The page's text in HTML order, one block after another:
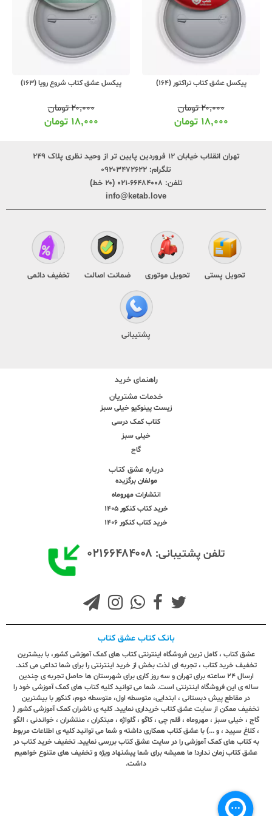
پیکسل عشق کتاب تراکتور (164)
۲۰,۰۰۰تومان
۱۸,۰۰۰ تومان
پیکسل عشق کتاب شروع رویا (163)
۲۰,۰۰۰تومان
۱۸,۰۰۰ تومان
تهران انقلاب خیابان ۱۲ فروردین پایین تر از وحید نظری پلاک ۲۴۹
تلگرام: ۰۹۲۰۳۴۷۲۶۲۲
تلفن: ۶۶۴۸۴۰۰۸-۰۲۱ (۲۰ خط)
info@ketab.love
تحویل پستی تحویل موتوری ضمانت اصالت تخفیف دائمی
پشتیبانی
راهنمای خرید
خدمات مشتریان
زیست پینوکیو خیلی سبز
کتاب کمک درسی
خیلی سبز
گاج
درباره عشق کتاب
مولفان برگزیده
انتشارات مهروماه
خرید کتاب کنکور 1405
خرید کتاب کنکور 1406
تلفن پشتیبانی: ۰۲۱۶۶۴۸۴۰۰۸
بانک کتاب عشق کتاب
عشق کتاب ، کامل ترین فروشگاه اینترنتی کتاب های کمک آموزشی کشور، با بیشترین
تخفیف خرید کتاب ، تجربه ای لذت بخش از خرید اینترنتی را برای شما تداعی می کند.
ارسال ٢٤ ساعته برای تهران و سه روز کاری برای شهرستان ها حاصل تجربه ی چندین
ساله ی این فروشگاه اینترنتی است. شما می توانید کلیه کتاب های کمک آموزشی خود را
در مقاطع پیش دبستانی ، ابتدایی، متوسطه اول، متوسطه دوم، کنکور با بیشترین
تخفیف ممکن از سایت عشق کتاب خریداری نمایید. کلیه ی ناشران کمک آموزشی کشور (
گاج ، خیلی سبز ، مهروماه ، قلم چی ، کاگو ، گلواژه ، مبتکران ، منتشران ، خواندنی ، الگو
، کلاغ سپید ، و ...) با عشق کتاب همکاری داشته و شما می توانید کلیه ی اطلاعات مربوط
به کتاب های کمک آموزشی را در سایت عشق کتاب بررسی نمایید. تخفیف خرید کتاب در
عشق کتاب زمان ندارد! ما همیشه برای شما پیشنهاد ویژه و تخفیف های متنوع خواهیم
داشت.